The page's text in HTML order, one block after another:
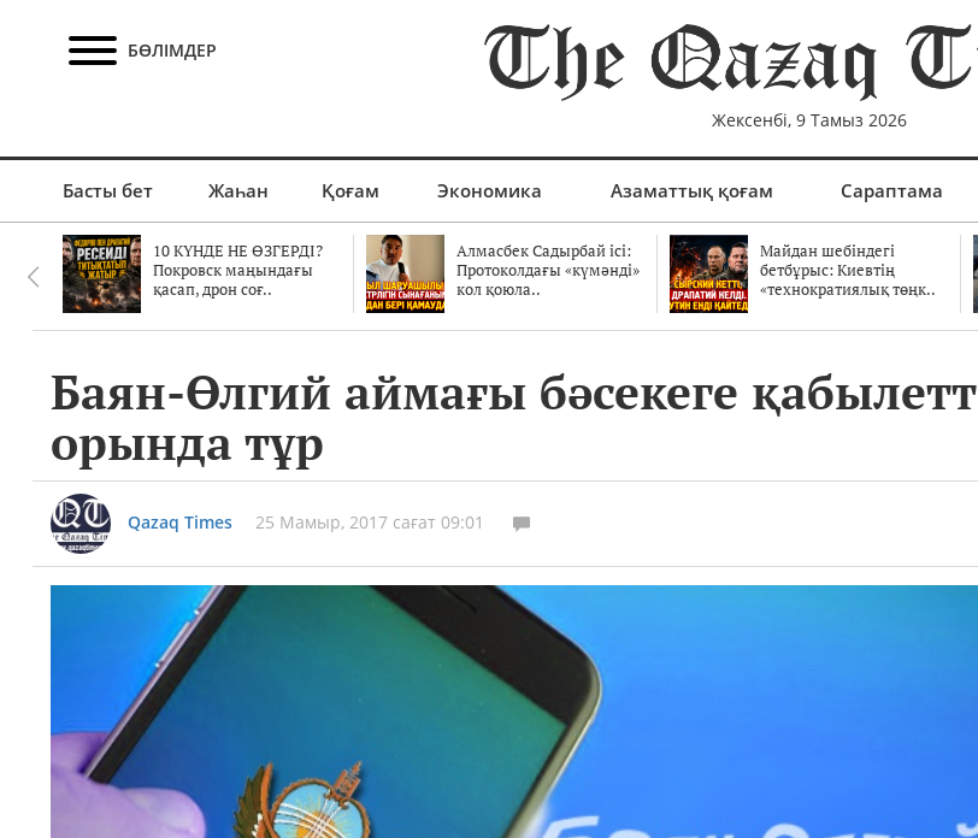
БӨЛІМДЕР
Жексенбі, 9 Тамыз 2026
Басты бет Жаһан Қоғам Экономика Азаматтық қоғам Сараптама
10 КҮНДЕ НЕ ӨЗГЕРДІ?
Покровск маңындағы
қасап, дрон соғ..
Алмасбек Садырбай ісі:
Протоколдағы «күмәнді»
кол қоюла..
Майдан шебіндегі
бетбұрыс: Киевтің
«технократиялық төңк..
Баян-Өлгий аймағы бәсекеге
орында тұр
Qazaq Times 25 Мамыр, 2017 сағат 09:01